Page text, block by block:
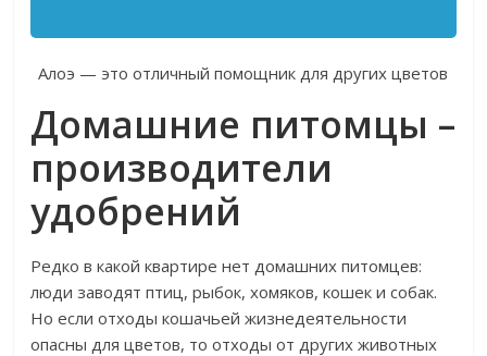
Алоэ — это отличный помощник для других цветов
Домашние питомцы –
производители
удобрений
Редко в какой квартире нет домашних питомцев:
люди заводят птиц, рыбок, хомяков, кошек и собак.
Но если отходы кошачьей жизнедеятельности
опасны для цветов, то отходы от других животных